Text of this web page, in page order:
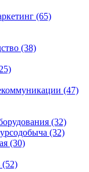
(65)
(38)
(47)
(32)
(32)
(30)
(52)